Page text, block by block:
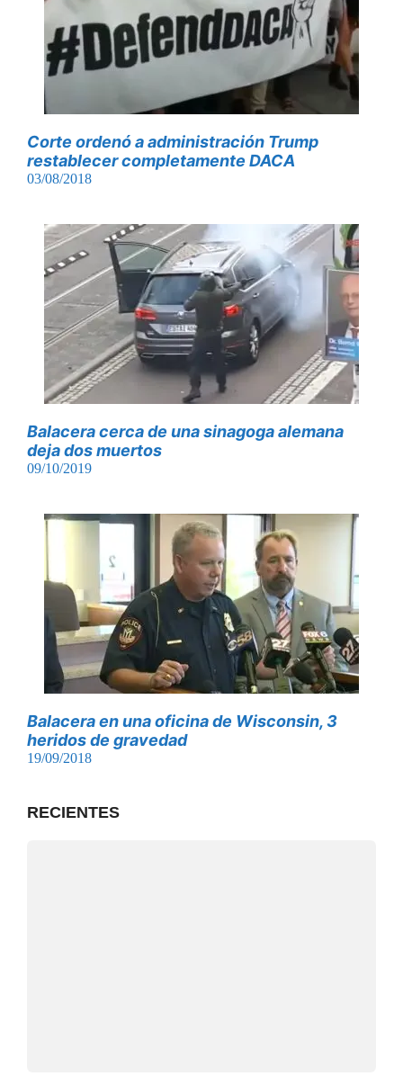
Corte ordenó a administración Trump
restablecer completamente DACA
03/08/2018
Balacera cerca de una sinagoga alemana
deja dos muertos
09/10/2019
Balacera en una oficina de Wisconsin, 3
heridos de gravedad
19/09/2018
RECIENTES